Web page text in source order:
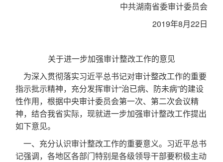
中共湖南省委审计委员会
2019年8月22日
关于进一步加强审计整改工作的意见
为深入贯彻落实习近平总书记对审计整改工作的重要
指示批示精神，充分发挥审计“治已病、防未病”的建设
性作用，根据中央审计委员会第一次、第二次会议精
神，结合我省实际，现就进一步加强审计整改工作提出
如下意见。
一、充分认识审计整改工作的重要意义。习近平总书
记强调，各地区各部门特别是各级领导干部要积极主动